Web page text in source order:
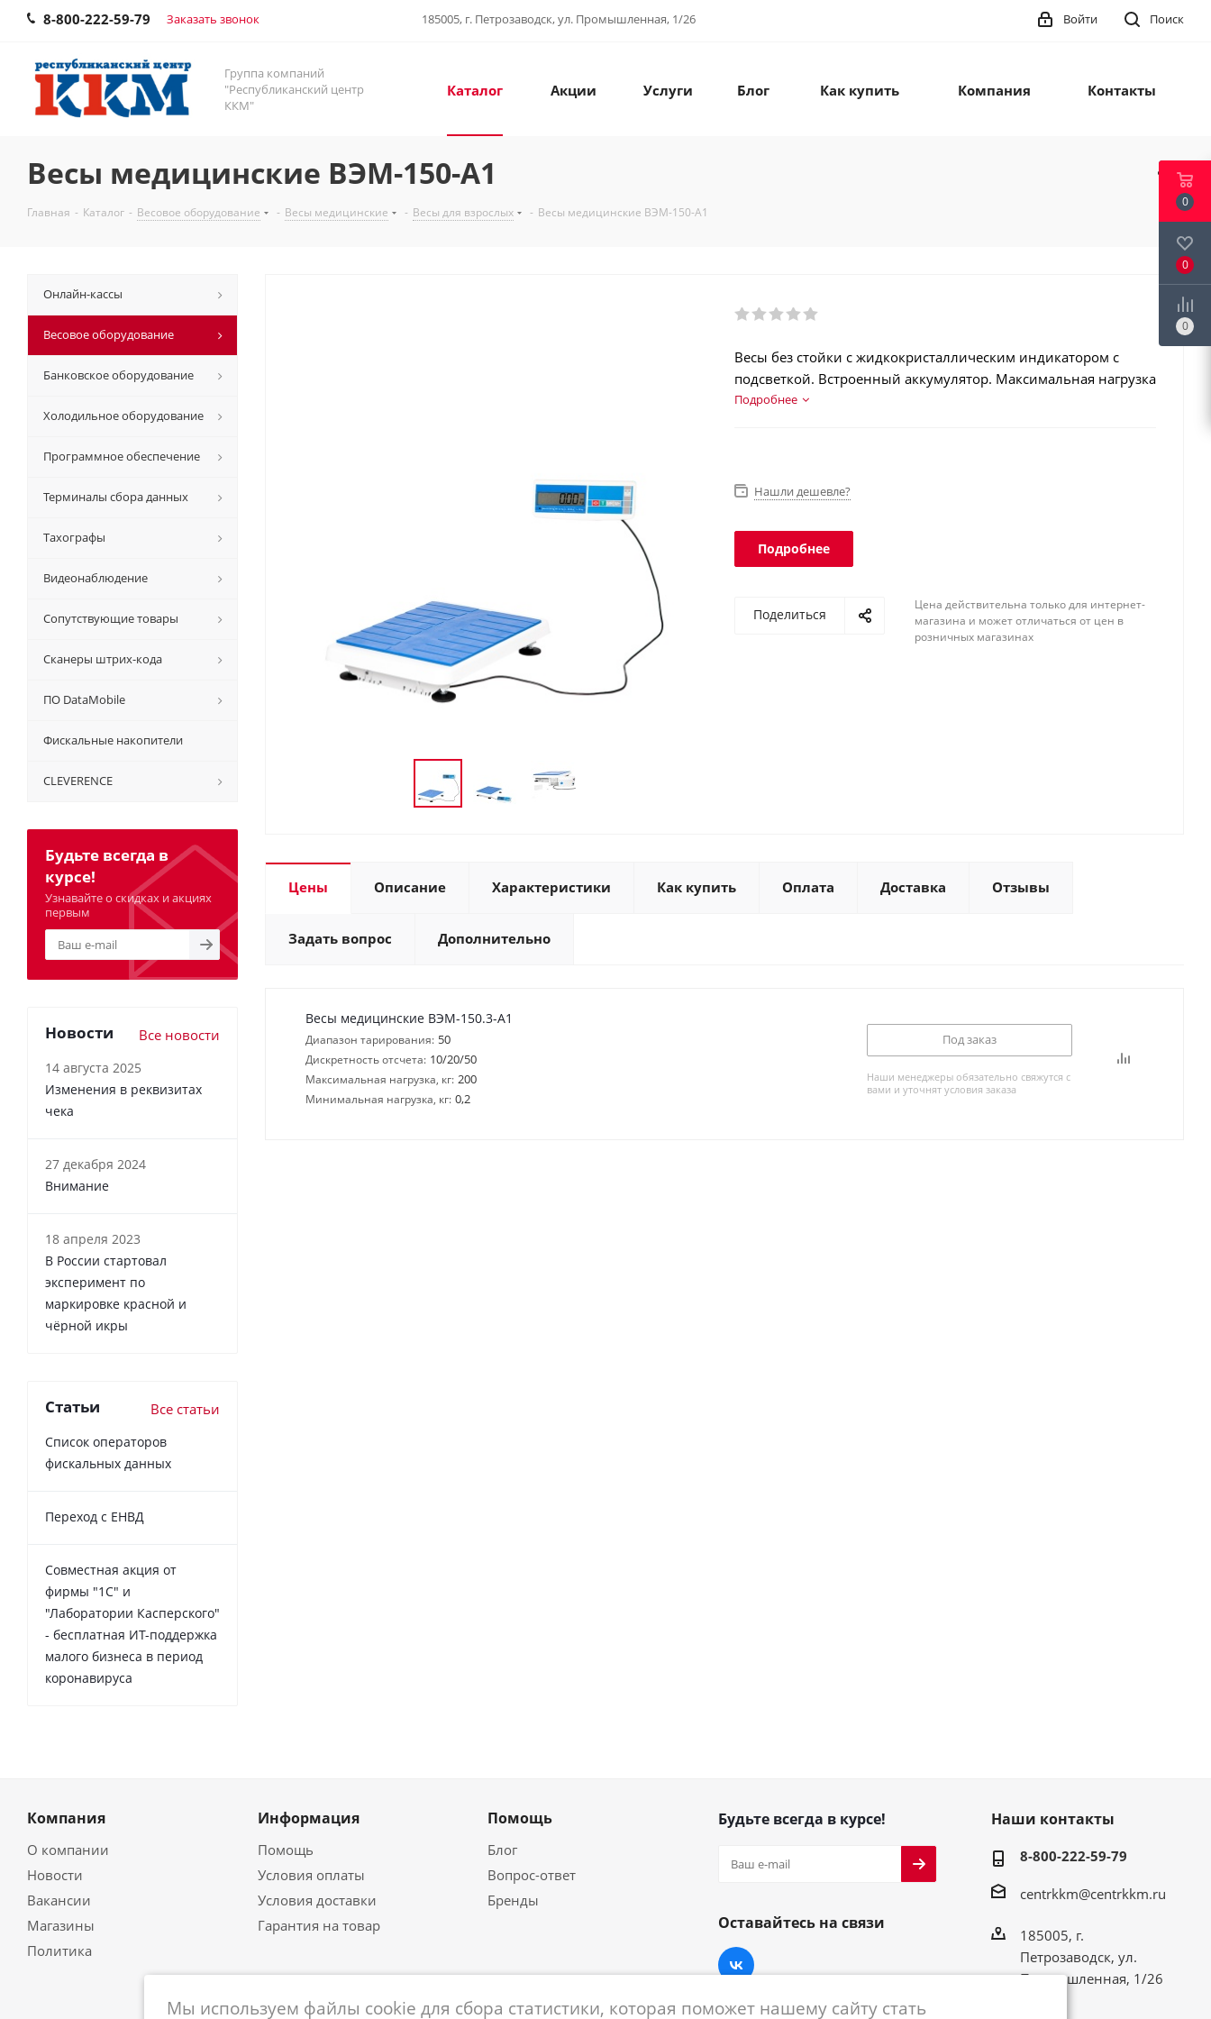
8-800-222-59-79 Заказать звонок 185005, г. Петрозаводск, ул. Промышленная, 1/26 Поиск
Войти
Группа компаний
"Республиканский центр
ККМ"
Каталог Акции Услуги Блог Как купить Компания Контакты
Весы медицинские ВЭМ-150-А1
Главная - Каталог - Весовое оборудование - Весы медицинские - Весы для взрослых - Весы медицинские ВЭМ-150-А1
Весы без стойки с жидкокристаллическим индикатором с
подсветкой. Встроенный аккумулятор. Максимальная нагрузка
200 кг.
Подробнее
Нашли дешевле?
Подробнее
Поделиться
Цена действительна только для интернет-
магазина и может отличаться от цен в
розничных магазинах
Цены Описание Характеристики Как купить Оплата Доставка Отзывы
Задать вопрос Дополнительно
Весы медицинские ВЭМ-150.3-A1
Диапазон тарирования: 50
Дискретность отсчета: 10/20/50
Максимальная нагрузка, кг: 200
Минимальная нагрузка, кг: 0,2
Под заказ
Наши менеджеры обязательно свяжутся с
вами и уточнят условия заказа
Онлайн-кассы
Весовое оборудование
Банковское оборудование
Холодильное оборудование
Программное обеспечение
Терминалы сбора данных
Тахографы
Видеонаблюдение
Сопутствующие товары
Сканеры штрих-кода
ПО DataMobile
Фискальные накопители
CLEVERENCE
Будьте всегда в
курсе!
Узнавайте о скидках и акциях
первым
Новости Все новости
14 августа 2025
Изменения в реквизитах
чека
27 декабря 2024
Внимание
18 апреля 2023
В России cтартовал
эксперимент по
маркировке красной и
чёрной икры
Статьи Все статьи
Список операторов
фискальных данных
Переход с ЕНВД
Совместная акция от
фирмы "1С" и
"Лаборатории Касперского"
- бесплатная ИТ-поддержка
малого бизнеса в период
коронавируса
Компания
О компании
Новости
Вакансии
Магазины
Политика
Информация
Помощь
Условия оплаты
Условия доставки
Гарантия на товар
Помощь
Блог
Вопрос-ответ
Бренды
Будьте всегда в курсе!
Оставайтесь на связи
Наши контакты
8-800-222-59-79
centrkkm@centrkkm.ru
185005, г.
Петрозаводск, ул.
Промышленная, 1/26
Мы используем файлы cookie для сбора статистики, которая поможет нашему сайту стать
0
0
0